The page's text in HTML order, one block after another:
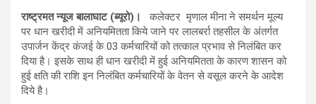
राष्ट्रमत न्यूज बालाघाट (ब्यूरो)।
कलेक्‍टर मृणाल मीना ने समर्थन मूल्‍य
पर धान खरीदी में अनियमितता किये जाने पर लालबर्रा तहसील के अंतर्गत
उपार्जन केंद्र कंजई के 03 कर्मचारियों को तत्‍काल प्रभाव से निलंबित कर
दिया है। इसके साथ ही धान खरीदी में हुई अनियमितता के कारण शासन को
हुई क्षति की राशि इन निलंबित कर्मचारियों के वेतन से वसूल करने के आदेश
दिये है।